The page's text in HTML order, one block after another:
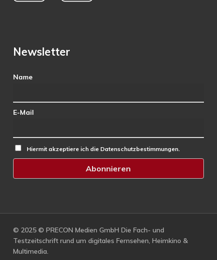
Newsletter
Name
E-Mail
Hiermit akzeptiere ich die Datenschutzbestimmungen.
© 2025 © PRECON Medien GmbH Die Fach- und
Testzeitschrift rund um digitales Fernsehen, Heimkino &
Multimedia.